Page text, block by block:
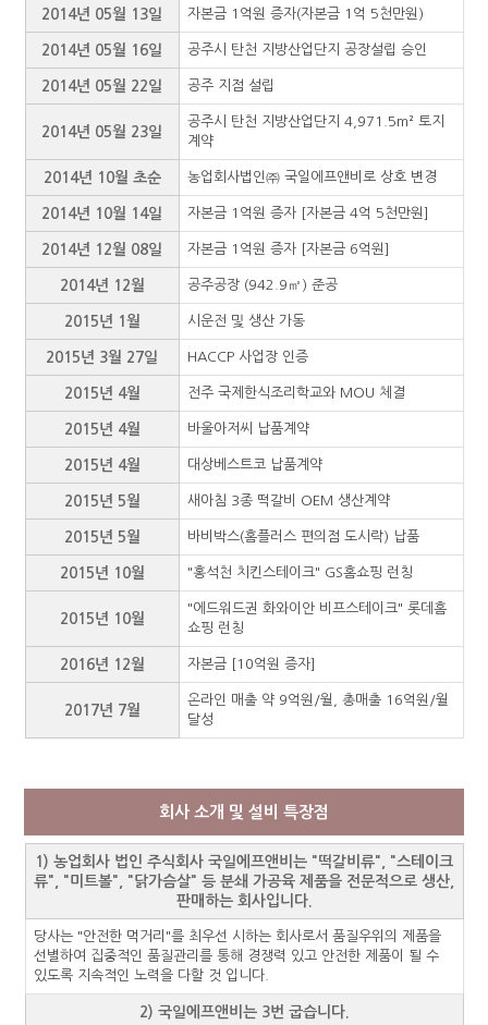
2014년 05월 13일 자본금 1억원 증자(자본금 1억 5천만원)
2014년 05월 16일 공주시 탄천 지방산업단지 공장설립 승인
2014년 05월 22일 공주 지점 설립
2014년 05월 23일
공주시 탄천 지방산업단지 4,971.5m² 토지
계약
2014년 10월 초순 농업회사법인㈜ 국일에프앤비로 상호 변경
2014년 10월 14일 자본금 1억원 증자 [자본금 4억 5천만원]
2014년 12월 08일 자본금 1억원 증자 [자본금 6억원]
2014년 12월 공주공장 (942.9㎡) 준공
2015년 1월 시운전 및 생산 가동
2015년 3월 27일 HACCP 사업장 인증
2015년 4월 전주 국제한식조리학교와 MOU 체결
2015년 4월 바울아저씨 납품계약
2015년 4월 대상베스트코 납품계약
2015년 5월 새아침 3종 떡갈비 OEM 생산계약
2015년 5월 바비박스(홈플러스 편의점 도시락) 납품
2015년 10월 "홍석천 치킨스테이크" GS홈쇼핑 런칭
2015년 10월
"에드워드권 화와이안 비프스테이크" 롯데홈
쇼핑 런칭
2016년 12월 자본금 [10억원 증자]
2017년 7월
온라인 매출 약 9억원/월, 총매출 16억원/월
달성
회사 소개 및 설비 특장점
1) 농업회사 법인 주식회사 국일에프앤비는 "떡갈비류", "스테이크
류", "미트볼", "닭가슴살" 등 분쇄 가공육 제품을 전문적으로 생산,
판매하는 회사입니다.
당사는 "안전한 먹거리"를 최우선 시하는 회사로서 품질우위의 제품을
선별하여 집중적인 품질관리를 통해 경쟁력 있고 안전한 제품이 될 수
있도록 지속적인 노력을 다할 것 입니다.
2) 국일에프앤비는 3번 굽습니다.